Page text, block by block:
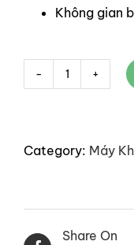
Không gian
MÁY
TINH
quantity
Category: Máy
Share On